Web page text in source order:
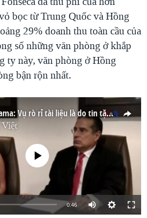
bọc từ Trung Quốc và Hồng
29% doanh thu toàn cầu của
số những văn phòng ở khắp
ty này, văn phòng ở Hồng
bận rộn nhất.
Công ty luật Panama: Vụ rò rỉ tài liệu là do tin tặc đánh cắp
source currently available
0:46